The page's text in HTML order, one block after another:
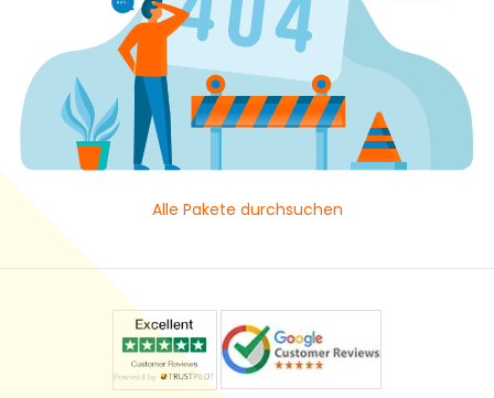
Alle Pakete durchsuchen